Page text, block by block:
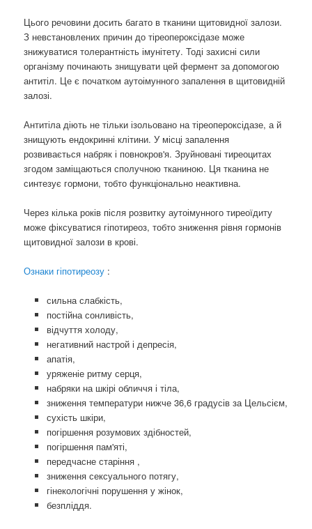
Цього речовини досить багато в тканини щитовидної залози.
З невстановлених причин до тіреопероксідазе може
знижуватися толерантність імунітету. Тоді захисні сили
організму починають знищувати цей фермент за допомогою
антитіл. Це є початком аутоімунного запалення в щитовидній
залозі.
Антитіла діють не тільки ізольовано на тіреопероксідазе, а й
знищують ендокринні клітини. У місці запалення
розвивається набряк і повнокров'я. Зруйновані тиреоцитах
згодом заміщаються сполучною тканиною. Ця тканина не
синтезує гормони, тобто функціонально неактивна.
Через кілька років після розвитку аутоімунного тиреоїдиту
може фіксуватися гіпотиреоз, тобто зниження рівня гормонів
щитовидної залози в крові.
Ознаки гіпотиреозу :
сильна слабкість,
постійна сонливість,
відчуття холоду,
негативний настрой і депресія,
апатія,
уряженіе ритму серця,
набряки на шкірі обличчя і тіла,
зниження температури нижче 36,6 градусів за Цельсієм,
сухість шкіри,
погіршення розумових здібностей,
погіршення пам'яті,
передчасне старіння ,
зниження сексуального потягу,
гінекологічні порушення у жінок,
безпліддя.